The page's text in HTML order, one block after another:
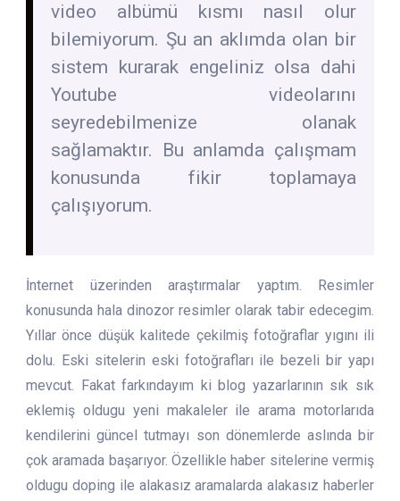
video albümü kısmı nasıl olur
bilemiyorum. Şu an aklımda olan bir
sistem kurarak engeliniz olsa dahi
Youtube videolarını
seyredebilmenize olanak
sağlamaktır. Bu anlamda çalışmam
konusunda fikir toplamaya
çalışıyorum.
İnternet üzerinden araştırmalar yaptım. Resimler
konusunda hala dinozor resimler olarak tabir edecegim.
Yıllar önce düşük kalitede çekilmiş fotoğraflar yıgını ili
dolu. Eski sitelerin eski fotoğrafları ile bezeli bir yapı
mevcut. Fakat farkındayım ki blog yazarlarının sık sık
eklemiş oldugu yeni makaleler ile arama motorlarıda
kendilerini güncel tutmayı son dönemlerde aslında bir
çok aramada başarıyor. Özellikle haber sitelerine vermiş
oldugu doping ile alakasız aramalarda alakasız haberler